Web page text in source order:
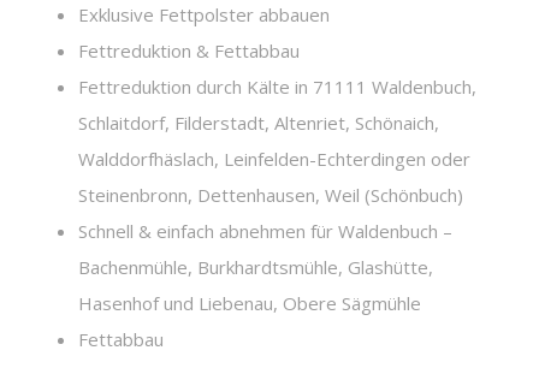
Exklusive Fettpolster abbauen
Fettreduktion & Fettabbau
Fettreduktion durch Kälte in 71111 Waldenbuch,
Schlaitdorf, Filderstadt, Altenriet, Schönaich,
Walddorfhäslach, Leinfelden-Echterdingen oder
Steinenbronn, Dettenhausen, Weil (Schönbuch)
Schnell & einfach abnehmen für Waldenbuch –
Bachenmühle, Burkhardtsmühle, Glashütte,
Hasenhof und Liebenau, Obere Sägmühle
Fettabbau